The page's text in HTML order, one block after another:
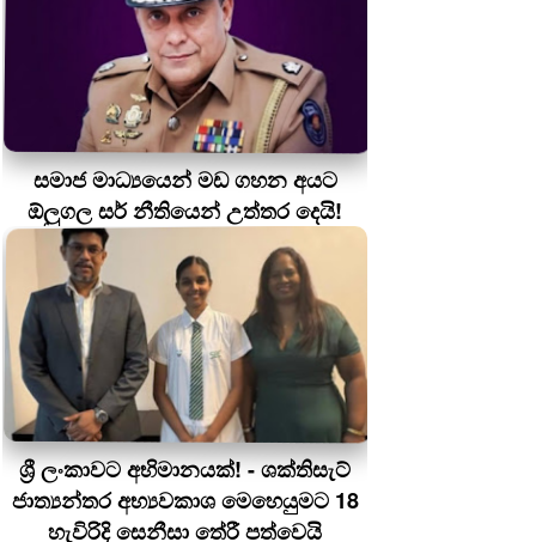
සමාජ මාධ්‍යයෙන් මඩ ගහන අයට
ඕලුගල සර් නීතියෙන් උත්තර දෙයි!
ශ්‍රී ලංකාවට අභිමානයක්! - ශක්තිසැට්
ජාත්‍යන්තර අභ්‍යවකාශ මෙහෙයුමට 18
හැවිරිදි සෙනීසා තේරී පත්වෙයි